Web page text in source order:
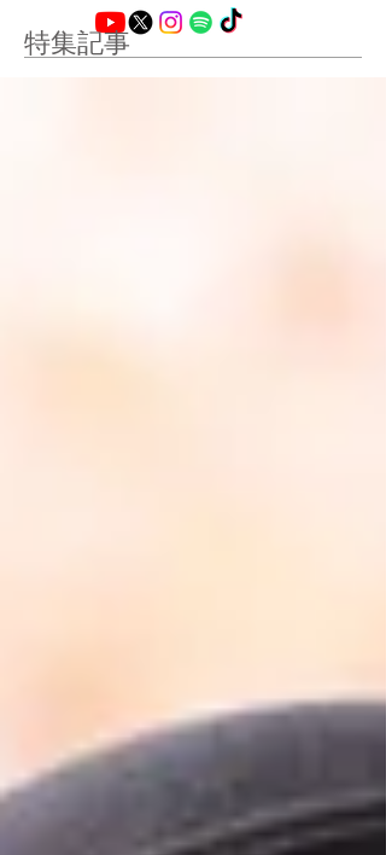
特集記事